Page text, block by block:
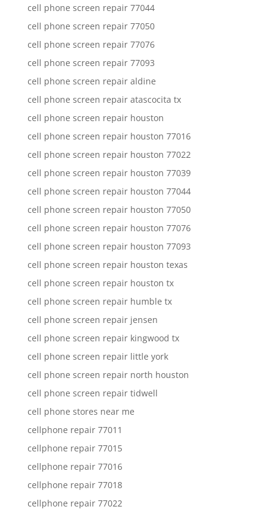
cell phone screen repair 77044
cell phone screen repair 77050
cell phone screen repair 77076
cell phone screen repair 77093
cell phone screen repair aldine
cell phone screen repair atascocita tx
cell phone screen repair houston
cell phone screen repair houston 77016
cell phone screen repair houston 77022
cell phone screen repair houston 77039
cell phone screen repair houston 77044
cell phone screen repair houston 77050
cell phone screen repair houston 77076
cell phone screen repair houston 77093
cell phone screen repair houston texas
cell phone screen repair houston tx
cell phone screen repair humble tx
cell phone screen repair jensen
cell phone screen repair kingwood tx
cell phone screen repair little york
cell phone screen repair north houston
cell phone screen repair tidwell
cell phone stores near me
cellphone repair 77011
cellphone repair 77015
cellphone repair 77016
cellphone repair 77018
cellphone repair 77022